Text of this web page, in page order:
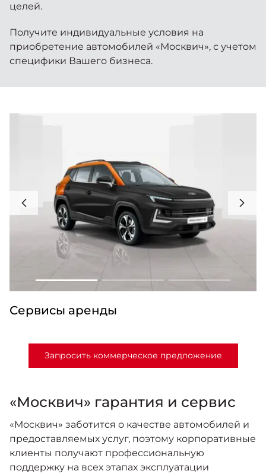
целей.
Получите индивидуальные условия на
приобретение автомобилей «Москвич», с учетом
специфики Вашего бизнеса.
Сервисы аренды
Запросить коммерческое предложение
«Москвич» гарантия и сервис
«Москвич» заботится о качестве автомобилей и
предоставляемых услуг, поэтому корпоративные
клиенты получают профессиональную
поддержку на всех этапах эксплуатации